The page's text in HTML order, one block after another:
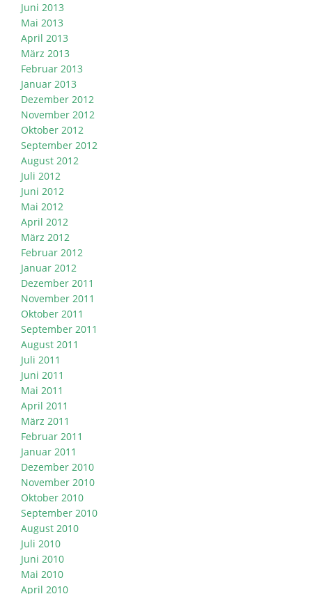
Juni 2013
Mai 2013
April 2013
März 2013
Februar 2013
Januar 2013
Dezember 2012
November 2012
Oktober 2012
September 2012
August 2012
Juli 2012
Juni 2012
Mai 2012
April 2012
März 2012
Februar 2012
Januar 2012
Dezember 2011
November 2011
Oktober 2011
September 2011
August 2011
Juli 2011
Juni 2011
Mai 2011
April 2011
März 2011
Februar 2011
Januar 2011
Dezember 2010
November 2010
Oktober 2010
September 2010
August 2010
Juli 2010
Juni 2010
Mai 2010
April 2010